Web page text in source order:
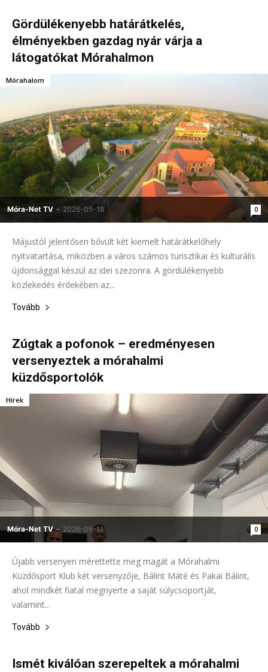
Gördülékenyebb határátkelés,
élményekben gazdag nyár várja a
látogatókat Mórahalmon
Móra-Net TV - 2026-05-18 0
Mórahalom
Májustól jelentősen bővült két kiemelt határátkelőhely
nyitvatartása, miközben a város számos turisztikai és kulturális
újdonsággal készül az idei szezonra. A gördülékenyebb
közlekedés érdekében az...
Tovább
Zúgtak a pofonok – eredményesen
versenyeztek a mórahalmi
küzdősportolók
Móra-Net TV - 2026-05-11 0
Hírek
Újabb versenyen mérettette meg magát a Mórahalmi
Küzdősport Klub két versenyzője, Bálint Máté és Pakai Bálint,
ahol mindkét fiatal megnyerte a saját súlycsoportját,
valamint...
Tovább
Ismét kiválóan szerepeltek a mórahalmi